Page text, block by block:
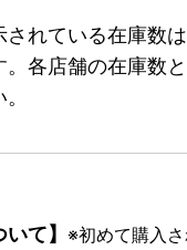
されている在庫数
。各店舗の在庫数
て】 ※初めて購入